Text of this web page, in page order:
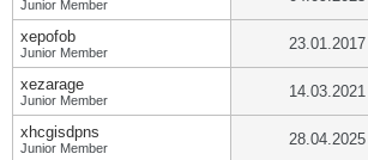
Junior Member
xepofob
Junior Member 23.01.2017
xezarage
Junior Member 14.03.2021
xhcgisdpns
Junior Member 28.04.2025